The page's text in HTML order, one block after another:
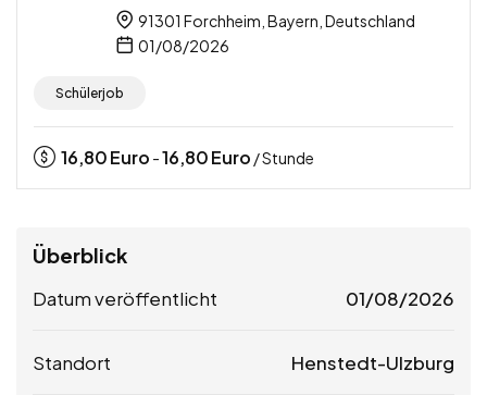
91301 Forchheim, Bayern, Deutschland
01/08/2026
Schülerjob
16,80Euro -16,80Euro / Stunde
Überblick
Datum veröffentlicht 01/08/2026
Standort Henstedt-Ulzburg